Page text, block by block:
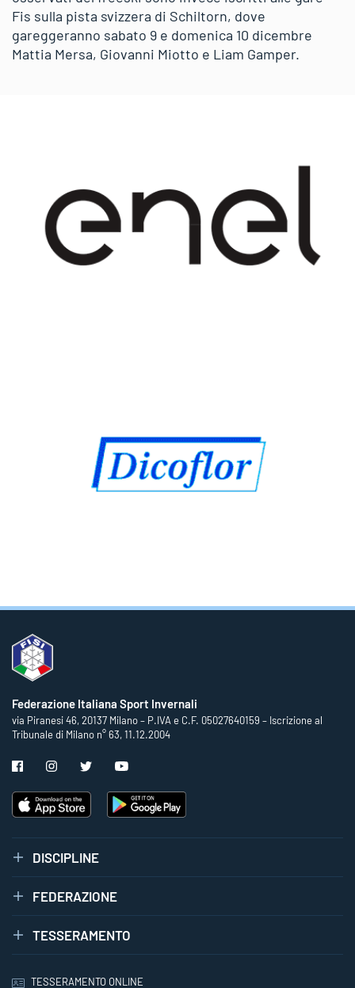
Fis sulla pista svizzera di Schiltorn, dove
gareggeranno sabato 9 e domenica 10 dicembre
Mattia Mersa, Giovanni Miotto e Liam Gamper.
Federazione Italiana Sport Invernali
via Piranesi 46, 20137 Milano – P.IVA e C.F. 05027640159 – Iscrizione al
Tribunale di Milano n° 63, 11.12.2004
DISCIPLINE
FEDERAZIONE
TESSERAMENTO
TESSERAMENTO ONLINE